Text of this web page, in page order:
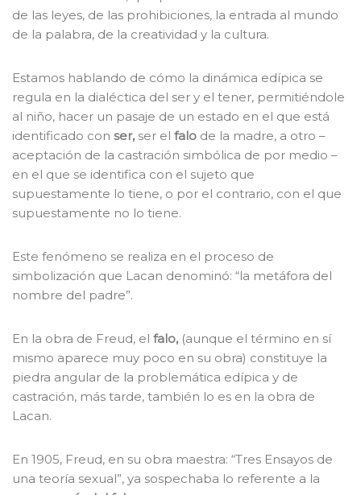
de las leyes, de las prohibiciones, la entrada al mundo
de la palabra, de la creatividad y la cultura.
Estamos hablando de cómo la dinámica edípica se
regula en la dialéctica del ser y el tener, permitiéndole
al niño, hacer un pasaje de un estado en el que está
identificado con ser, ser el falo de la madre, a otro –
aceptación de la castración simbólica de por medio –
en el que se identifica con el sujeto que
supuestamente lo tiene, o por el contrario, con el que
supuestamente no lo tiene.
Este fenómeno se realiza en el proceso de
simbolización que Lacan denominó: “la metáfora del
nombre del padre”.
En la obra de Freud, el falo, (aunque el término en sí
mismo aparece muy poco en su obra) constituye la
piedra angular de la problemática edípica y de
castración, más tarde, también lo es en la obra de
Lacan.
En 1905, Freud, en su obra maestra: “Tres Ensayos de
una teoría sexual”, ya sospechaba lo referente a la